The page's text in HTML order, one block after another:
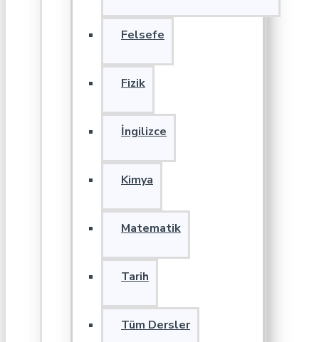
Felsefe
Fizik
İngilizce
Kimya
Matematik
Tarih
Tüm Dersler